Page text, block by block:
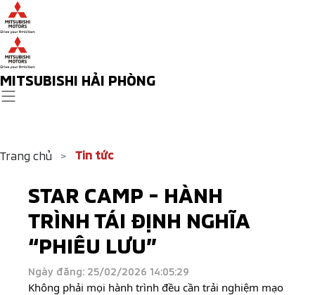
MITSUBISHI HẢI PHÒNG
Trang chủ > Tin tức
STAR CAMP - HÀNH
TRÌNH TÁI ĐỊNH NGHĨA
“PHIÊU LƯU”​
Ngày đăng: 25/02/2026 14:05:29
Không phải mọi hành trình đều cần trải nghiệm mạo